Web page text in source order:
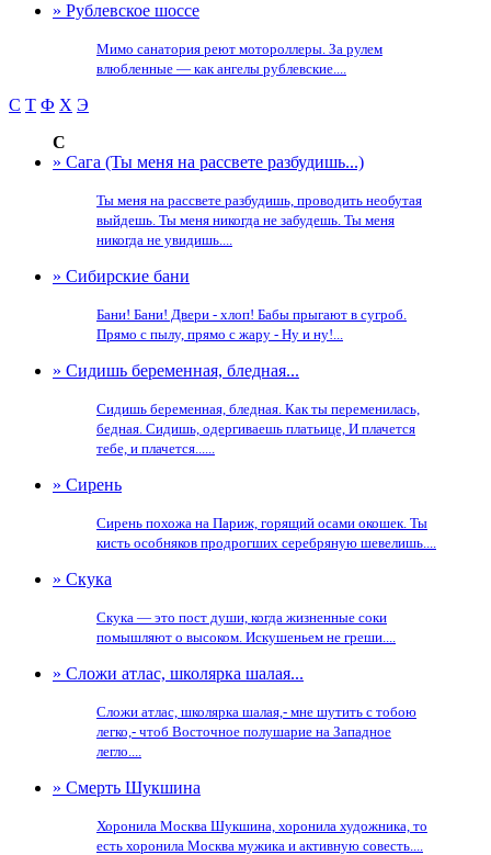
» Рублевское шоссе
Мимо санатория реют мотороллеры. За рулем
влюбленные — как ангелы рублевские....
С Т Ф Х Э
С
» Сага (Ты меня на рассвете разбудишь...)
Ты меня на рассвете разбудишь, проводить необутая
выйдешь. Ты меня никогда не забудешь. Ты меня
никогда не увидишь....
» Сибирские бани
Бани! Бани! Двери - хлоп! Бабы прыгают в сугроб.
Прямо с пылу, прямо с жару - Ну и ну!...
» Сидишь беременная, бледная...
Сидишь беременная, бледная. Как ты переменилась,
бедная. Сидишь, одергиваешь платьице, И плачется
тебе, и плачется......
» Сирень
Сирень похожа на Париж, горящий осами окошек. Ты
кисть особняков продрогших серебряную шевелишь....
» Скука
Скука — это пост души, когда жизненные соки
помышляют о высоком. Искушеньем не греши....
» Сложи атлас, школярка шалая...
Сложи атлас, школярка шалая,- мне шутить с тобою
легко,- чтоб Восточное полушарие на Западное
легло....
» Смерть Шукшина
Хоронила Москва Шукшина, хоронила художника, то
есть хоронила Москва мужика и активную совесть....